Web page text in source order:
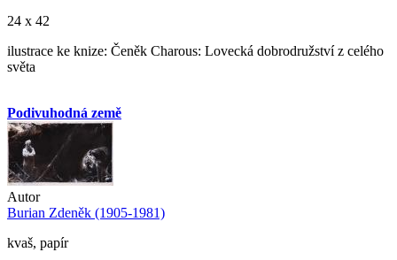
24 x 42
ilustrace ke knize: Čeněk Charous: Lovecká dobrodružství z celého
světa
Podivuhodná země
Autor
Burian Zdeněk (1905-1981)
kvaš, papír